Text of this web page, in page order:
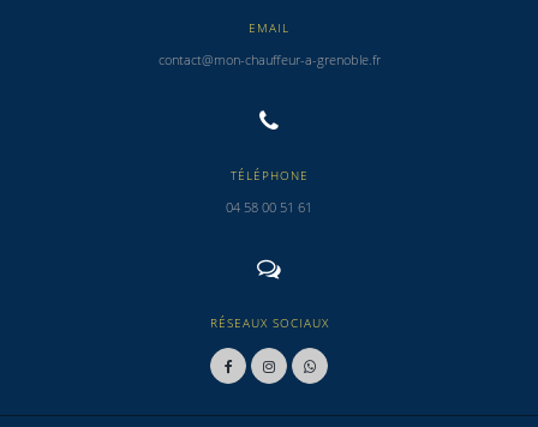
EMAIL
contact@mon-chauffeur-a-grenoble.fr
TÉLÉPHONE
04 58 00 51 61
RÉSEAUX SOCIAUX